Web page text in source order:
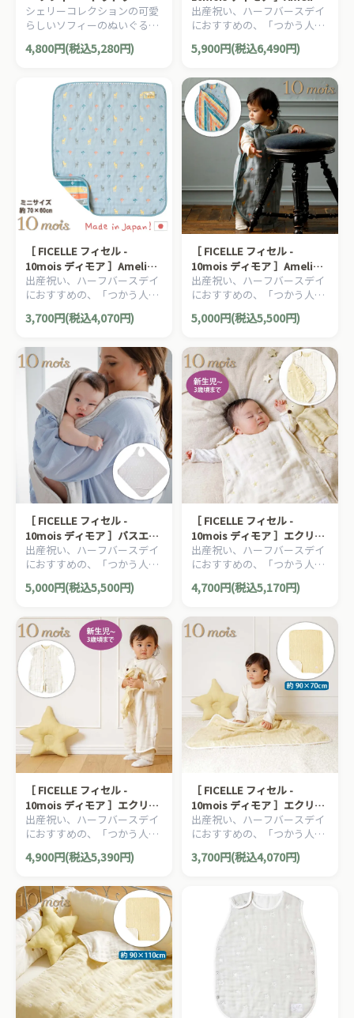
シェリーコレクションの可愛
らしいソフィーのぬいぐるみ
に、小さなタオルがついてい
ます。ご出産祝いにオススメ
のキリンのソフィーコレクシ
ョンシリーズです。
4,800円(税込5,280円)
アメリ ガーゼケット ベビー
サイズ ふくふくガーゼ 6重ガ
ーゼ 日本製 バンビ きのこ
出産祝い、ハーフバースデイ
におすすめの、「つかう人が
本当に笑顔になれるモノ」を
大切に出産準備グッズ、
ビー用品です。
5,900円(税込6,490円)
［ FICELLE フィセル -
10mois ディモア ］Amelie
アメリ ミニガーゼケット ミ
ニサイズ ふくふくガーゼ 6重
ガーゼ 日本製 バンビ きのこ
出産祝い、ハーフバースデイ
におすすめの、「つかう人が
本当に笑顔になれるモノ」を
大切に出産準備グッズ、
ビー用品です。
3,700円(税込4,070円)
［ FICELLE フィセル -
10mois ディモア ］Amelie
アメリ スリーパー ベビーサ
イズ ふくふくガーゼ 6重ガー
ゼ 日本製 バンビ きのこ
出産祝い、ハーフバースデイ
におすすめの、「つかう人が
本当に笑顔になれるモノ」を
大切に出産準備グッズ、
ビー用品です。
5,000円(税込5,500円)
［ FICELLE フィセル -
10mois ディモア ］バスエプ
ロン 王冠 アルファベット お
くるみ お風呂 沐浴
出産祝い、ハーフバースデイ
におすすめの、「つかう人が
本当に笑顔になれるモノ」を
大切に出産準備グッズ、
ビー用品です。
5,000円(税込5,500円)
［ FICELLE フィセル -
10mois ディモア ］エクリュ
スリーパー ベビーサイズ ふ
くふくガーゼ 6重ガーゼ 日本
製 星 スター イエロー
出産祝い、ハーフバースデイ
におすすめの、「つかう人が
本当に笑顔になれるモノ」を
大切に出産準備グッズ、
ビー用品です。
4,700円(税込5,170円)
［ FICELLE フィセル -
10mois ディモア ］エクリュ
2wayスリーパー 袖付き ふく
ふくガーゼ 6重ガーゼ 日本製
カバーオール 星 スター イエ
ロー
出産祝い、ハーフバースデイ
におすすめの、「つかう人が
本当に笑顔になれるモノ」を
大切に出産準備グッズ、
ビー用品です。
4,900円(税込5,390円)
［ FICELLE フィセル -
10mois ディモア ］エクリュ
ミニガーゼケット ミニサイズ
ふくふくガーゼ 6重ガーゼ 日
本製 おくるみ ベビーケット
星 スター イエロー
出産祝い、ハーフバースデイ
におすすめの、「つかう人が
本当に笑顔になれるモノ」を
大切に出産準備グッズ、
ビー用品です。
3,700円(税込4,070円)